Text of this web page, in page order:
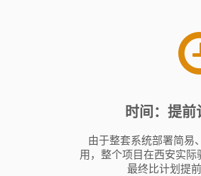
时间：提
由于整套系统部署简易
用，整个项目在西安实际
最终比计划提